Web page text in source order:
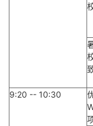
9:20 -- 10:30